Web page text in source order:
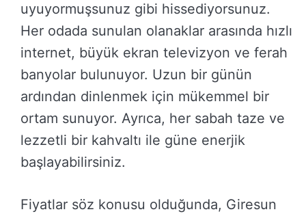
uyuyormuşsunuz gibi hissediyorsunuz.
Her odada sunulan olanaklar arasında hızlı
internet, büyük ekran televizyon ve ferah
banyolar bulunuyor. Uzun bir günün
ardından dinlenmek için mükemmel bir
ortam sunuyor. Ayrıca, her sabah taze ve
lezzetli bir kahvaltı ile güne enerjik
başlayabilirsiniz.
Fiyatlar söz konusu olduğunda, Giresun